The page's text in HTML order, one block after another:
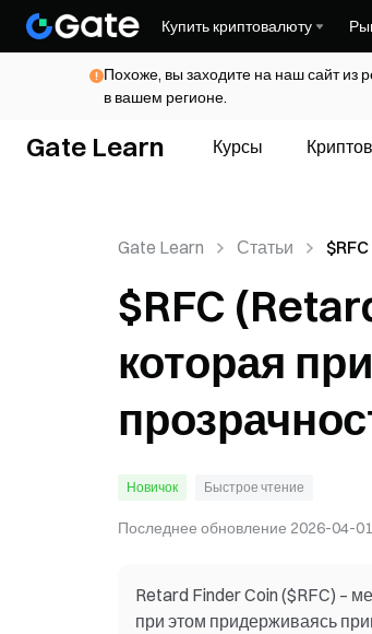
Купить криптовалюту
Похоже, вы заходите на наш сайт из
в вашем регионе.
Gate Learn Курсы
Gate Learn Статьи
$RFC
которая
Новичок Быстрое чтение
Последнее обновление 2026-04-
Retard Finder Coin ($RFC) –
при этом придерживаясь